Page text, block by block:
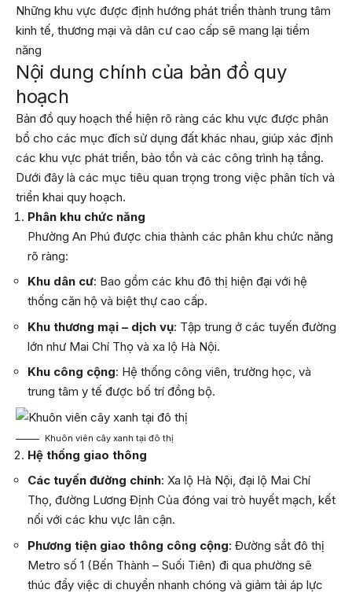
Những khu vực được định hướng phát triển thành trung tâm
kinh tế, thương mại và dân cư cao cấp sẽ mang lại tiềm
năng
Nội dung chính của bản đồ quy
hoạch
Bản đồ quy hoạch thể hiện rõ ràng các khu vực được phân
bổ cho các mục đích sử dụng đất khác nhau, giúp xác định
các khu vực phát triển, bảo tồn và các công trình hạ tầng.
Dưới đây là các mục tiêu quan trọng trong việc phân tích và
triển khai quy hoạch.
Phân khu chức năng
Phường An Phú được chia thành các phân khu chức năng
rõ ràng:
Khu dân cư: Bao gồm các khu đô thị hiện đại với hệ
thống căn hộ và biệt thự cao cấp.
Khu thương mại – dịch vụ: Tập trung ở các tuyến đường
lớn như Mai Chí Thọ và xa lộ Hà Nội.
Khu công cộng: Hệ thống công viên, trường học, và
trung tâm y tế được bố trí đồng bộ.
Khuôn viên cây xanh tại đô thị
Hệ thống giao thông
Các tuyến đường chính: Xa lộ Hà Nội, đại lộ Mai Chí
Thọ, đường Lương Định Của đóng vai trò huyết mạch, kết
nối với các khu vực lân cận.
Phương tiện giao thông công cộng: Đường sắt đô thị
Metro số 1 (Bến Thành – Suối Tiên) đi qua phường sẽ
thúc đẩy việc di chuyển nhanh chóng và giảm tải áp lực